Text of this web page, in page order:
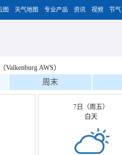
图 天气地图 专业产品 资讯 视频 节气
AWS）
周末
7日（周五）
白天